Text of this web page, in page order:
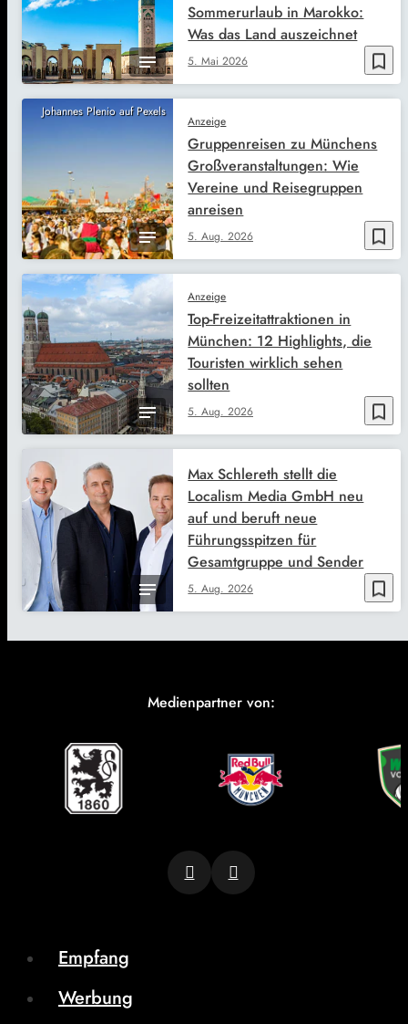
bookmark_border
5. Mai 2026
Sommerurlaub in Marokko:
Was das Land auszeichnet
Johannes Plenio auf Pexels
bookmark_border
Anzeige
5. Aug. 2026
Gruppenreisen zu Münchens
Großveranstaltungen: Wie
Vereine und Reisegruppen
anreisen
bookmark_border
Anzeige
5. Aug. 2026
Top-Freizeitattraktionen in
München: 12 Highlights, die
Touristen wirklich sehen
sollten
bookmark_border
5. Aug. 2026
Max Schlereth stellt die
Localism Media GmbH neu
auf und beruft neue
Führungsspitzen für
Gesamtgruppe und Sender
Medienpartner von:
Empfang
Werbung